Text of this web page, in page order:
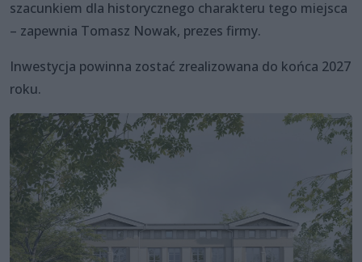
szacunkiem dla historycznego charakteru tego miejsca
– zapewnia Tomasz Nowak, prezes firmy.
Inwestycja powinna zostać zrealizowana do końca 2027
roku.